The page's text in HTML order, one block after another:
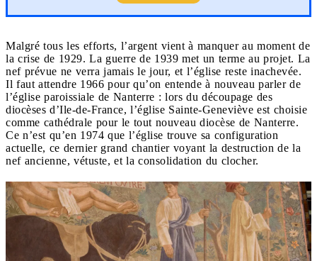
Malgré tous les efforts, l’argent vient à manquer au moment de
la crise de 1929. La guerre de 1939 met un terme au projet. La
nef prévue ne verra jamais le jour, et l’église reste inachevée.
Il faut attendre 1966 pour qu’on entende à nouveau parler de
l’église paroissiale de Nanterre : lors du découpage des
diocèses d’Ile-de-France, l’église Sainte-Geneviève est choisie
comme cathédrale pour le tout nouveau diocèse de Nanterre.
Ce n’est qu’en 1974 que l’église trouve sa configuration
actuelle, ce dernier grand chantier voyant la destruction de la
nef ancienne, vétuste, et la consolidation du clocher.